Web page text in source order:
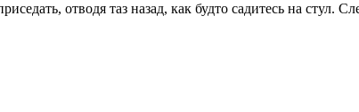
отводя таз назад, как будто садитесь на стул.